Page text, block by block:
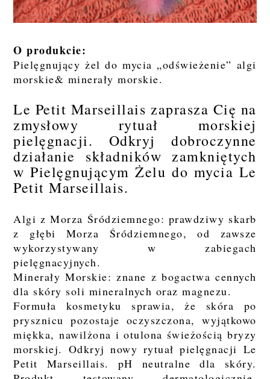
O produkcie:
Pielęgnujący żel do mycia „odświeżenie” algi
morskie& minerały morskie.
Le Petit Marseillais zaprasza Cię na
zmysłowy rytuał morskiej
pielęgnacji. Odkryj dobroczynne
działanie składników zamkniętych
w Pielęgnującym Żelu do mycia Le
Petit Marseillais.
Algi z Morza Śródziemnego: prawdziwy skarb
z głębi Morza Śródziemnego, od zawsze
wykorzystywany w zabiegach
pielęgnacyjnych.
Minerały Morskie: znane z bogactwa cennych
dla skóry soli mineralnych oraz magnezu.
Formuła kosmetyku sprawia, że skóra po
prysznicu pozostaje oczyszczona, wyjątkowo
miękka, nawilżona i otulona świeżością bryzy
morskiej. Odkryj nowy rytuał pielęgnacji Le
Petit Marseillais. pH neutralne dla skóry.